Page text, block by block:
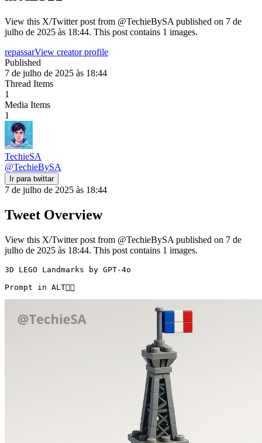
View this X/Twitter post from @TechieBySA published on 7 de
julho de 2025 às 18:44. This post contains 1 images.
repassarView creator profile
Published
7 de julho de 2025 às 18:44
Thread Items
1
Media Items
1
TechieSA
@TechieBySA
Ir para twittar
7 de julho de 2025 às 18:44
Tweet Overview
View this X/Twitter post from @TechieBySA published on 7 de
julho de 2025 às 18:44. This post contains 1 images.
3D LEGO Landmarks by GPT-4o
Prompt in ALT👇🏻